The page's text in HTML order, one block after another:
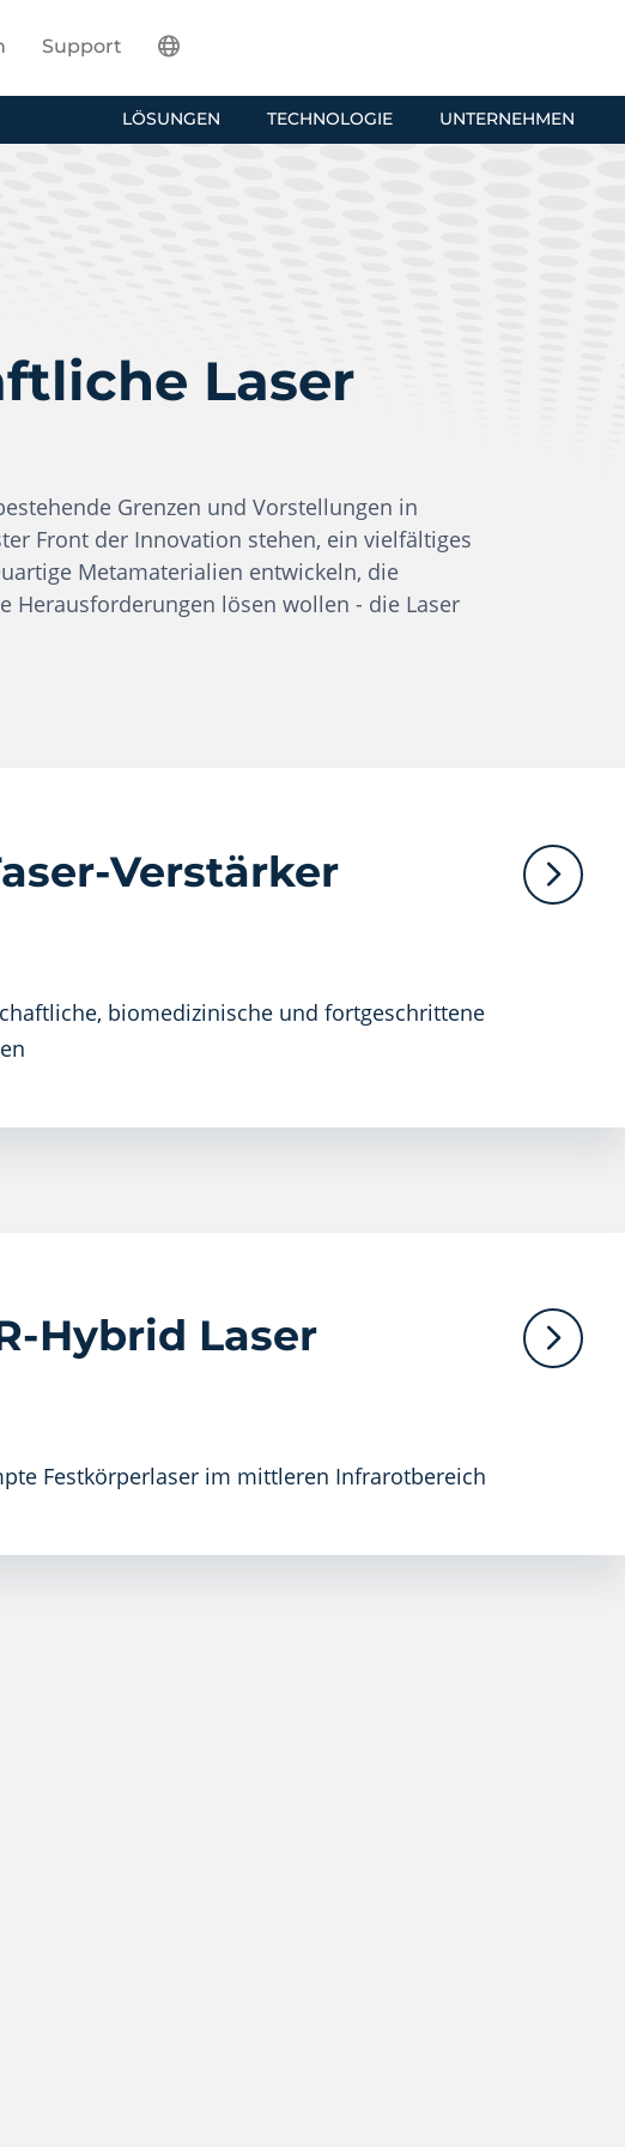
LÖSUNGEN TECHNOLOGIE UNTERNEHMEN
Support
Laser
Grenzen und Vorstellungen in
Front der Innovation stehen, ein vielfältiges
Metamaterialien entwickeln, die
lösen wollen - die Laser
Verstärker
biomedizinische und fortgeschrittene
Hybrid Laser
Festkörperlaser im mittleren Infrarotbereich